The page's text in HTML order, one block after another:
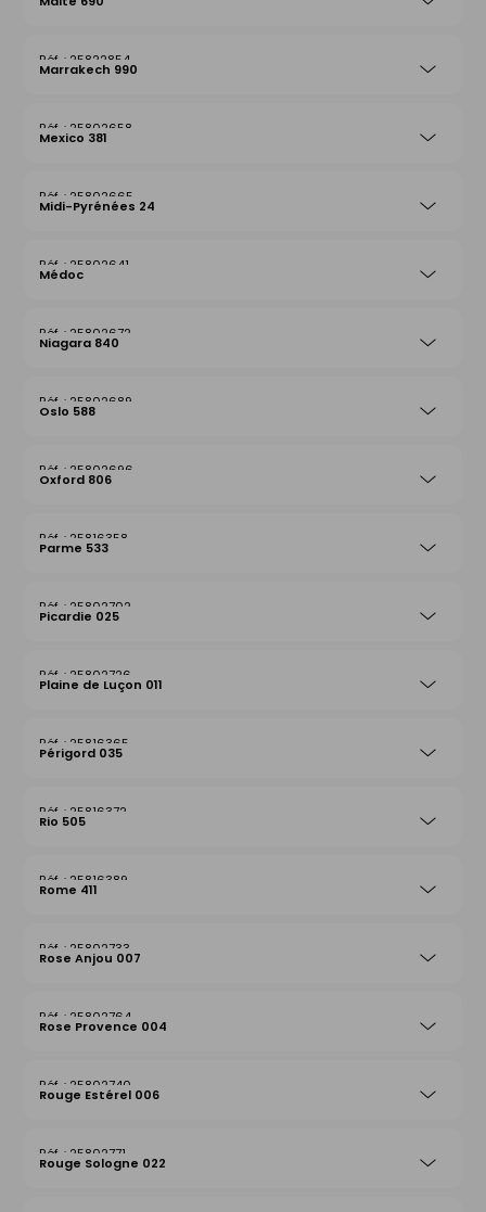
25822854
Marrakech 990
25802658
Mexico 381
25802665
Midi-Pyrénées 24
25802641
Médoc
25802672
Niagara 840
25802689
Oslo 588
25802696
Oxford 806
25816358
Parme 533
25802702
Picardie 025
25802726
Plaine de Luçon 011
25816365
Périgord 035
25816372
Rio 505
25816389
Rome 411
25802733
Rose Anjou 007
25802764
Rose Provence 004
25802740
Rouge Estérel 006
25802771
Rouge Sologne 022